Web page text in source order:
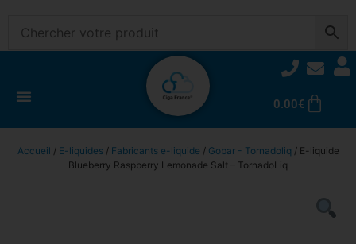
0.00€
Accueil / E-liquides/ Fabricants e-liquide / Gobar - Tornadoliq / E-liquide
Blueberry Raspberry Lemonade Salt – TornadoLiq